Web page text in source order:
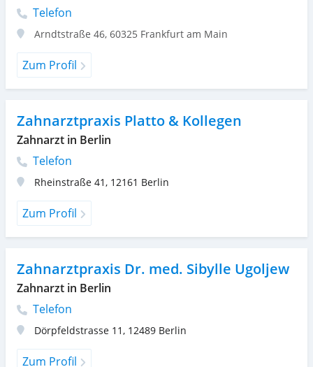
Telefon
Arndtstraße 46, 60325 Frankfurt am Main
Zum Profil
Zahnarztpraxis Platto & Kollegen
Zahnarzt in Berlin
Telefon
Rheinstraße 41, 12161 Berlin
Zum Profil
Zahnarztpraxis Dr. med. Sibylle Ugoljew
Zahnarzt in Berlin
Telefon
Dörpfeldstrasse 11, 12489 Berlin
Zum Profil